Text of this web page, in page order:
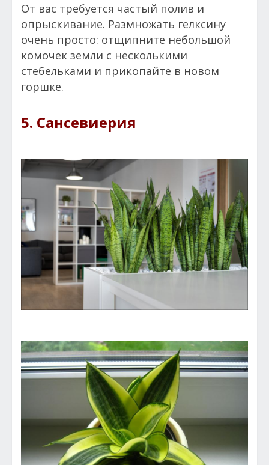
От вас требуется частый полив и
опрыскивание. Размножать гелксину
очень просто: отщипните небольшой
комочек земли с несколькими
стебельками и прикопайте в новом
горшке.
5. Сансевиерия